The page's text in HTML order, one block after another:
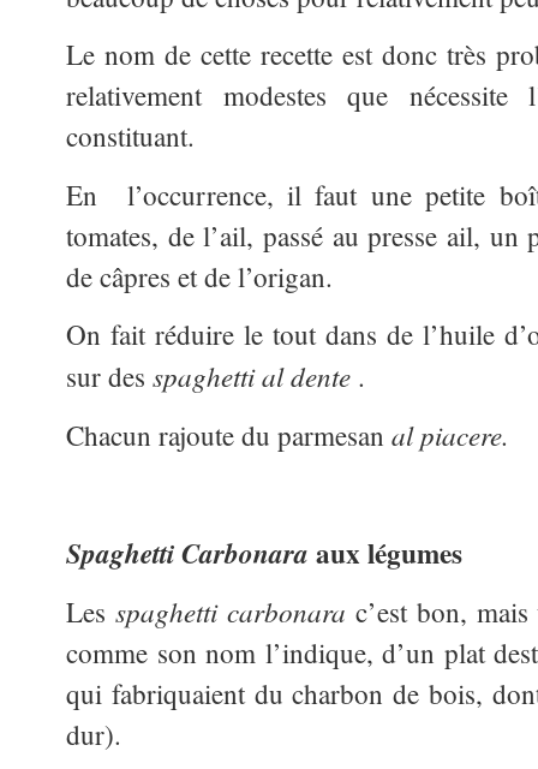
Le nom de cette recette est donc très
relativement modestes que
constituant.
En l’occurrence, il faut une petite
tomates, de l’ail, passé au presse ail,
de câpres et de l’origan.
On fait réduire le tout dans de l’huile
sur des spaghetti al dente .
Chacun rajoute du parmesan al piacere.
SpaghettiCarbonara aux légumes
Les spaghetti carbonara c’est bon,
comme son nom l’indique, d’un plat
qui fabriquaient du charbon de bois,
dur).